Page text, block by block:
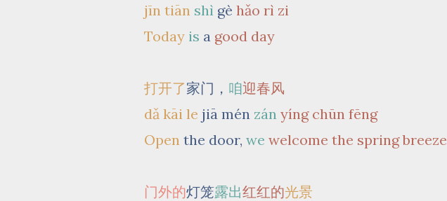
jīn tiān shì gè hǎo rì zi
Today is a good day
打开了家门， 咱迎春风
dǎ kāi le jiā mén zán yíng chūn fēng
Open the door,we welcome the spring breeze
门外的灯笼露出红红的光景